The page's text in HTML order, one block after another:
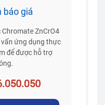
báo giá
ZnCrO4
ứng dụng thực
để được hỗ trợ